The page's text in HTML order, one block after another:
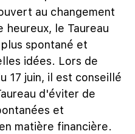
au changement
le Taureau
spontané et
idées. Lors de
17 juin, il est conseillé
d'éviter de
et
matière financière.